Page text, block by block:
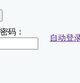
密码：
自动登